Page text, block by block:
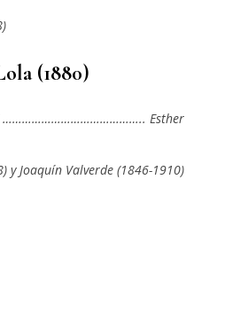
(1880)
…………………………………….. Esther
y Joaquín Valverde (1846-1910)